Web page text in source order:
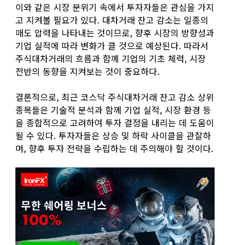
이와 같은 시장 분위기 속에서 투자자들은 관심을 가지
고 지켜볼 필요가 있다. 대차거래 잔고 감소는 일종의
매도 압력을 나타내는 것이므로, 향후 시장의 방향성과
기업 실적에 따라 변화가 클 것으로 예상된다. 따라서
주식대차거래의 흐름과 함께 기업의 기초 체력, 시장
전반의 동향을 지켜보는 것이 중요하다.
결론적으로, 최근 코스닥 주식대차거래 잔고 감소 상위
종목들은 기술적 분석과 함께 기업 실적, 시장 환경 등
을 종합적으로 고려하여 투자 결정을 내리는 데 도움이
될 수 있다. 투자자들은 상승 및 하락 사이클을 관찰하
며, 향후 투자 전략을 수립하는 데 주의해야 할 것이다.